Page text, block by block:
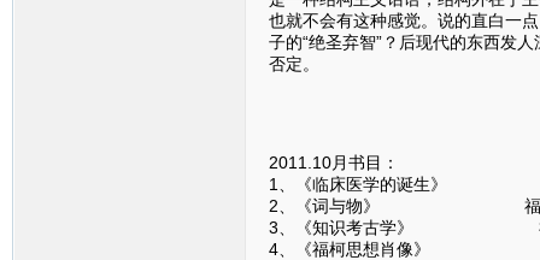
也就不会有这种感觉。说的直白一
子的“绝圣弃智”？后现代的东西发
否定。
2011.10月书目：
1、《临床医学的诞生》
2、《词与物》 福
3、《知识考古学》
4、《福柯思想肖像》